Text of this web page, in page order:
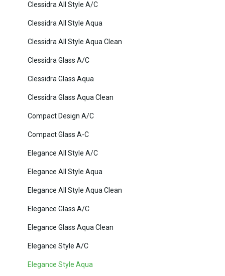
Clessidra All Style A/C
Clessidra All Style Aqua
Clessidra All Style Aqua Clean
Clessidra Glass A/C
Clessidra Glass Aqua
Clessidra Glass Aqua Clean
Compact Design A/C
Compact Glass A-C
Elegance All Style A/C
Elegance All Style Aqua
Elegance All Style Aqua Clean
Elegance Glass A/C
Elegance Glass Aqua Clean
Elegance Style A/C
Elegance Style Aqua